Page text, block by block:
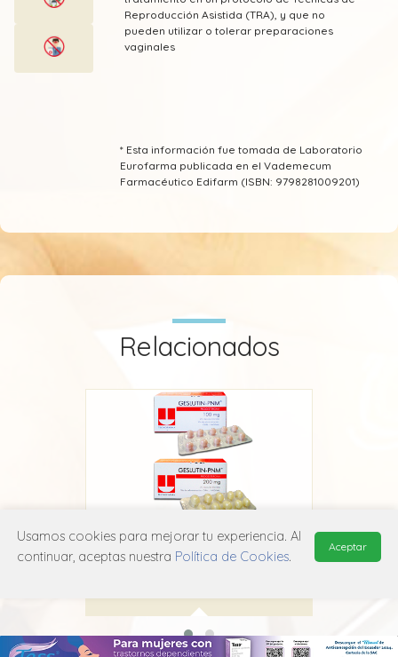
Reproducción Asistida (TRA), y que no
pueden utilizar o tolerar preparaciones
vaginales
* Esta información fue tomada de Laboratorio
Eurofarma publicada en el Vademecum
Farmacéutico Edifarm (ISBN: 9798281009201)
Relacionados
Geslutin PNM
Usamos cookies para mejorar tu experiencia. Al
continuar, aceptas nuestra Política de Cookies.
Aceptar